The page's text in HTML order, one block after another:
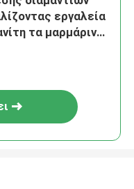
εργαλεία
τα μαρμάρινα